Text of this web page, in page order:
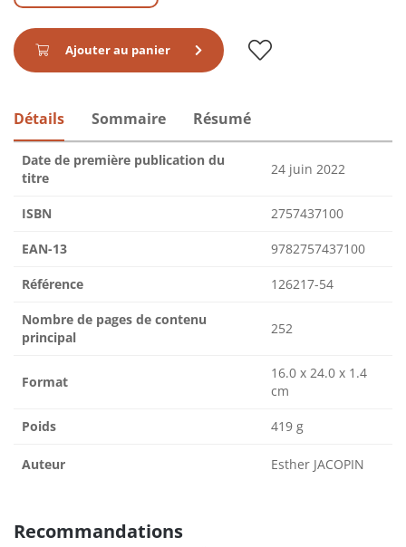
Ajouter au panier
Détails Sommaire Résumé
Date de première publication du
titre
24 juin 2022
ISBN 2757437100
EAN-13 9782757437100
Référence 126217-54
Nombre de pages de contenu
principal
252
Format
16.0 x 24.0 x 1.4
cm
Poids 419 g
Auteur Esther JACOPIN
Recommandations